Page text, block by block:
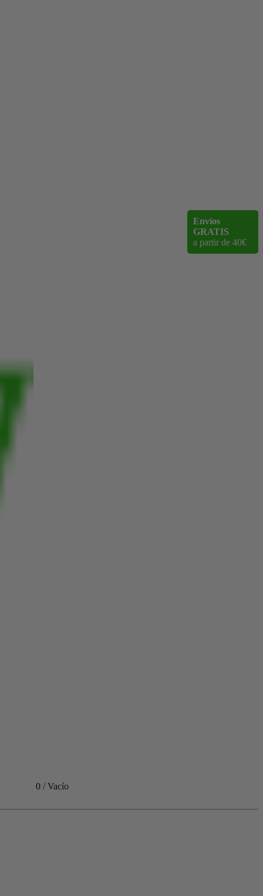
Envíos
GRATIS
a partir de 40€
0 /Vacío